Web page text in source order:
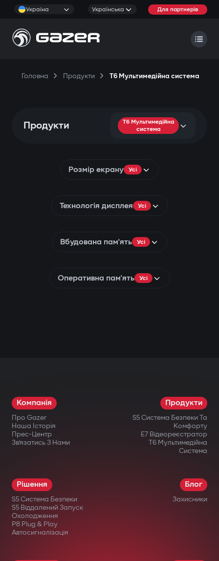
Україна Українська Для партнерів
Головна Продукти T6 Мультимедійна система
Продукти
T6 Мультимедійна
система
Розмір екрану Усі
Технологія дисплея Усі
Вбудована пам'ять Усі
Оперативна пам'ять Усі
Компанія
Про Gazer
Наша Історія
Прес-Центр
Зв’язатись З Нами
Продукти
S5 Система Безпеки Та
Комфорту
E7 Відеореєстратор
T6 Мультимедійна
Система
Рішення
S5 Система Безпеки
S5 Віддалений Запуск
Охолодження
P8 Plug & Play
Автосигналізація
Блог
Захисники